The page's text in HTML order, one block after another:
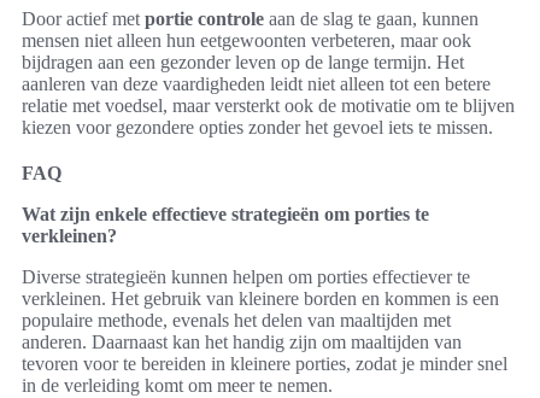
Door actief met portie controle aan de slag te gaan, kunnen
mensen niet alleen hun eetgewoonten verbeteren, maar ook
bijdragen aan een gezonder leven op de lange termijn. Het
aanleren van deze vaardigheden leidt niet alleen tot een betere
relatie met voedsel, maar versterkt ook de motivatie om te blijven
kiezen voor gezondere opties zonder het gevoel iets te missen.
FAQ
Wat zijn enkele effectieve strategieën om porties te
verkleinen?
Diverse strategieën kunnen helpen om porties effectiever te
verkleinen. Het gebruik van kleinere borden en kommen is een
populaire methode, evenals het delen van maaltijden met
anderen. Daarnaast kan het handig zijn om maaltijden van
tevoren voor te bereiden in kleinere porties, zodat je minder snel
in de verleiding komt om meer te nemen.